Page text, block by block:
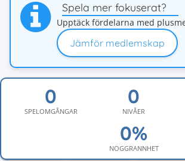
Spela mer fokuserat?
Upptäck fördelarna med
Jämför medlemskap
SPELOMGÅNGAR NIVÅER
NOGGRANNHET